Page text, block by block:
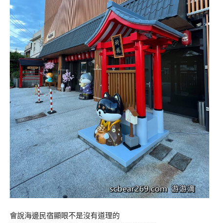
會說海邊民宿顯眼不是沒有道理的